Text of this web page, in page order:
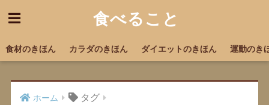
食べること
食材のきほん カラダのきほん ダイエットのきほん 運動のき
ホーム タグ